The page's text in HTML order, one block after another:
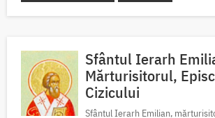
Sfântul Ierarh
Mărturisitorul,
Cizicului
Sfântul Ierarh Emilian,